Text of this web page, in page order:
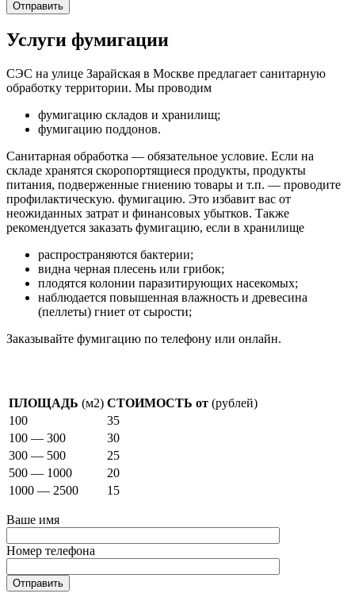
Услуги фумигации
СЭС на улице Зарайская в Москве предлагает санитарную
обработку территории. Мы проводим
фумигацию складов и хранилищ;
фумигацию поддонов.
Санитарная обработка — обязательное условие. Если на
складе хранятся скоропортящиеся продукты, продукты
питания, подверженные гниению товары и т.п. — проводите
профилактическую. фумигацию. Это избавит вас от
неожиданных затрат и финансовых убытков. Также
рекомендуется заказать фумигацию, если в хранилище
распространяются бактерии;
видна черная плесень или грибок;
плодятся колонии паразитирующих насекомых;
наблюдается повышенная влажность и древесина
(пеллеты) гниет от сырости;
Заказывайте фумигацию по телефону или онлайн.
ПЛОЩАДЬ (м2) СТОИМОСТЬ от (рублей)
100
35
100 — 300
30
300 — 500
25
500 — 1000
20
1000 — 2500
15
Ваше имя
Номер телефона